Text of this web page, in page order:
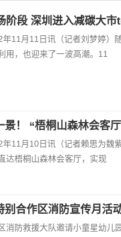
阶段 深圳进入减碳大
11月11日讯（记者刘梦婷）
用，也迎来了一波高潮。11
景！ “梧桐山森林会客
11月10日讯（记者赖思为魏
达梧桐山森林会客厅，实现
别合作区消防宣传月活
消防救援大队邀请小童星幼儿